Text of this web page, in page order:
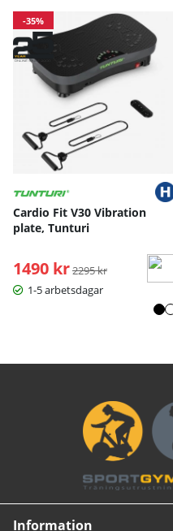
-35%
Cardio Fit V30 Vibration
plate, Tunturi
1490 kr Ordinarie pris:
2295 kr
1-5 arbetsdagar
Information